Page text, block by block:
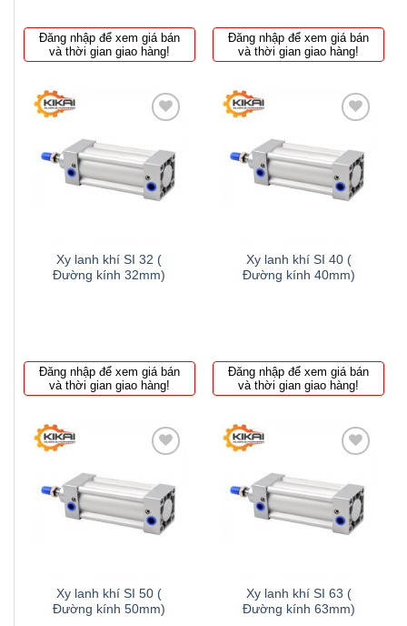
Đăng nhập để xem giá bán
và thời gian giao hàng!
Đăng nhập để xem giá bán
và thời gian giao hàng!
wishlist
Xy lanh khí SI 32 (
Đường kính 32mm)
Đăng nhập để xem giá bán
và thời gian giao hàng!
wishlist
Xy lanh khí SI 40 (
Đường kính 40mm)
Đăng nhập để xem giá bán
và thời gian giao hàng!
wishlist
Xy lanh khí SI 50 (
Đường kính 50mm)
wishlist
Xy lanh khí SI 63 (
Đường kính 63mm)